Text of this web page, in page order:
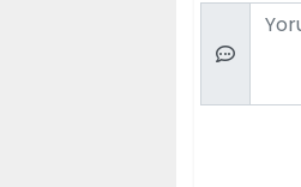
Comment